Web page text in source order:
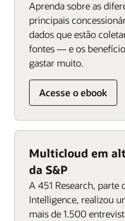
Aprenda sobre as
principais
dados que estão
fontes — e os
gastar muito.
Acesse o ebook
Multicloud em
da S&P
A 451 Research, parte
Intelligence, realizou
mais de 1.500